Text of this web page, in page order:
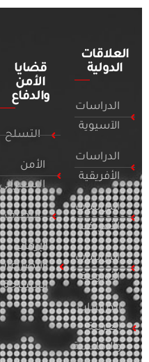
العلاقات
الدولية
الدراسات
الآسيوية
الدراسات
الأفريقية
الدراسات
الأمريكية
الدراسات
الأوروبية
الدراسات
العربية
والإقليمية
قضايا
الأمن
والدفاع
التسلح
الأمن
السيبراني
التطرف
الإرهاب
والصراعات
المسلحة